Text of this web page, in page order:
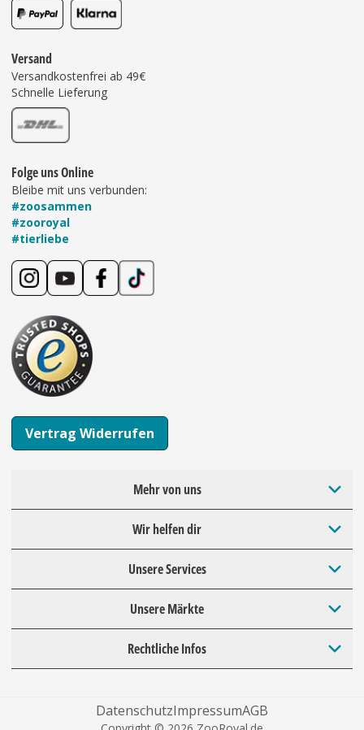
Versand
Versandkostenfrei ab 49€
Schnelle Lieferung
Folge uns Online
Bleibe mit uns verbunden:
#zoosammen
#zooroyal
#tierliebe
Vertrag Widerrufen
Mehr von uns
Wir helfen dir
Unsere Services
Unsere Märkte
Rechtliche Infos
DatenschutzImpressumAGB